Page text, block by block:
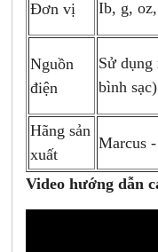
Đơn vị Ib, g,
Nguồn
điện
Sử dụng
bình
Hãng sản
xuất
Marcus
Video hướng dẫn